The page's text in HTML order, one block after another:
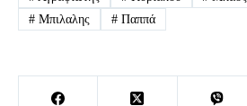
#Μπιλαλης #Παππά